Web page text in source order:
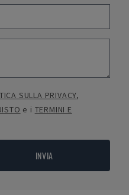
SULLA PRIVACY,
e i TERMINI E
INVIA